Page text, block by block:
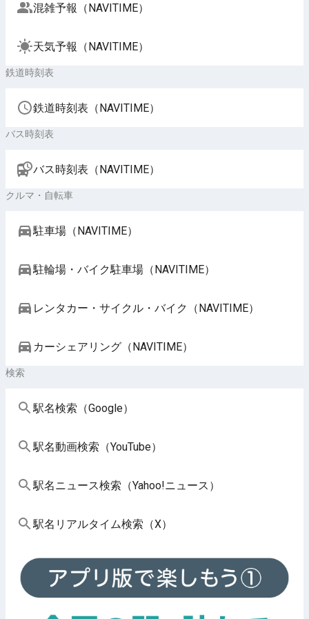
混雑予報（NAVITIME）
天気予報（NAVITIME）
鉄道時刻表
鉄道時刻表（NAVITIME）
バス時刻表
バス時刻表（NAVITIME）
クルマ・自転車
駐車場（NAVITIME）
駐輪場・バイク駐車場（NAVITIME）
レンタカー・サイクル・バイク（NAVITIME）
カーシェアリング（NAVITIME）
検索
駅名検索（Google）
駅名動画検索（YouTube）
駅名ニュース検索（Yahoo!ニュース）
駅名リアルタイム検索（X）